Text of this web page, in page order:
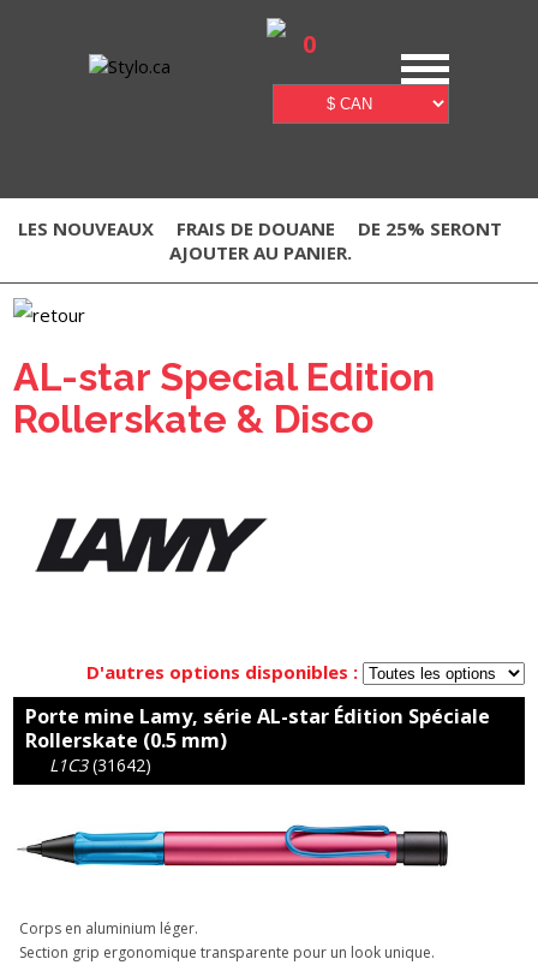
0
LES NOUVEAUX FRAIS DE DOUANE
DE 25% SERONT
AJOUTER AU PANIER.
AL-star Special Edition
Rollerskate & Disco
D'autres options disponibles :
Porte mine Lamy, série AL-star Édition Spéciale
Rollerskate (0.5 mm)
L1C3 (31642)
Corps en aluminium léger.
Section grip ergonomique transparente pour un look unique.